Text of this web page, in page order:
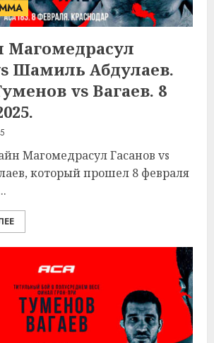
Магомедрасул
Шамиль Абдулаев.
vs Вагаев. 8
Магомедрасул Гасанов vs
который прошел 8 февраля